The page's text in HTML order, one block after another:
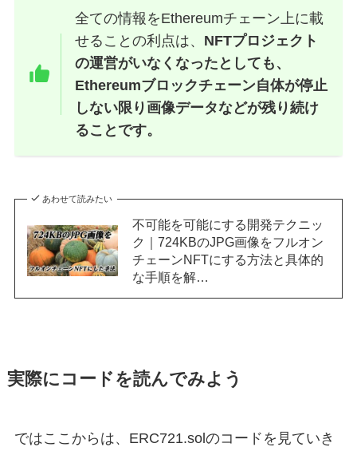
全ての情報をEthereumチェーン上に載
せることの利点は、 NFTプロジェクト
の運営がいなくなったとしても、
Ethereumブロックチェーン自体が停止
しない限り画像データなどが残り続け
ることです。
あわせて読みたい
不可能を可能にする開発テクニッ
ク｜724KBのJPG画像をフルオン
チェーンNFTにする方法と具体的
な手順を解…
実際にコードを読んでみよう
ではここからは、ERC721.solのコードを見ていき